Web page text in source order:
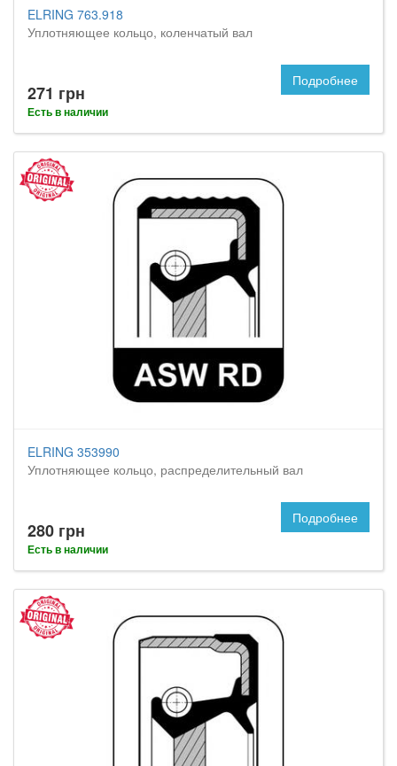
ELRING 763.918
Уплотняющее кольцо, коленчатый вал
271 грн
Есть в наличии
Подробнее
ELRING 353990
Уплотняющее кольцо, распределительный вал
280 грн
Есть в наличии
Подробнее